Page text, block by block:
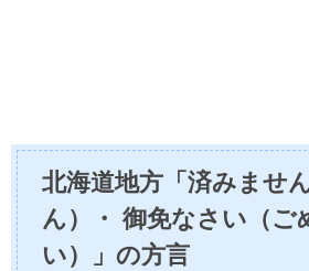
北海道地方「済みませ
ん）・ 御免なさい（ご
い）」の方言